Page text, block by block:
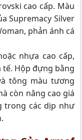
cao cấp. Màu
Supremacy Silver
phản ánh cá
nhựa cao cấp,
tế. Hộp đựng bằng
tông màu tương
còn nâng cao giá
trong các dịp như